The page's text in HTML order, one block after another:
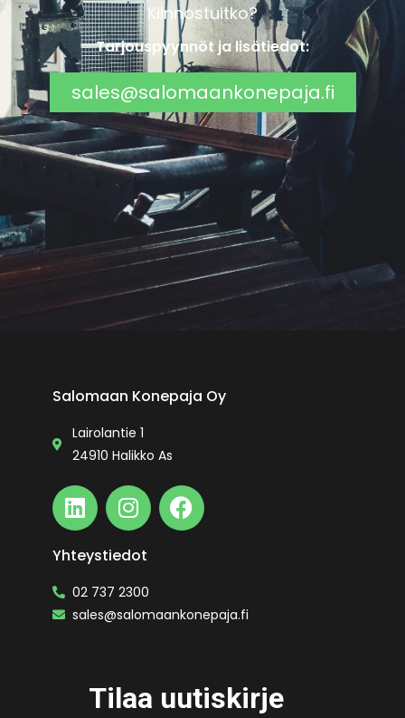
Kiinnostuitko?
Tarjouspyynnöt ja lisätiedot:
sales@salomaankonepaja.fi
Salomaan Konepaja Oy
Lairolantie 1
24910 Halikko As
Yhteystiedot
02 737 2300
sales@salomaankonepaja.fi